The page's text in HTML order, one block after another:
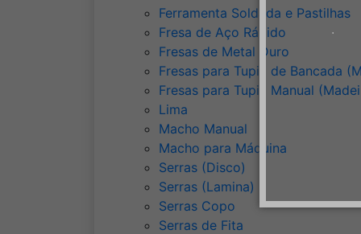
.
Ferramenta Soldada e Pastilhas
Fresa de Aço Rápido
Fresas de Metal Duro
Fresas para Tupia de Bancada
Fresas para Tupia Manual
Lima
Macho Manual
Macho para Máquina
Serras (Disco)
Serras (Lamina)
Serras Copo
Serras de Fita